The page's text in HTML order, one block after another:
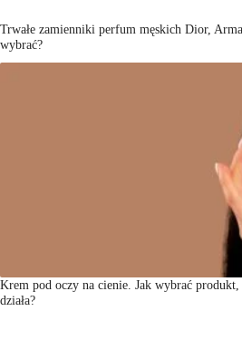
Trwałe zamienniki perfum męskich Dior,
wybrać?
Krem pod oczy na cienie. Jak wybrać
działa?